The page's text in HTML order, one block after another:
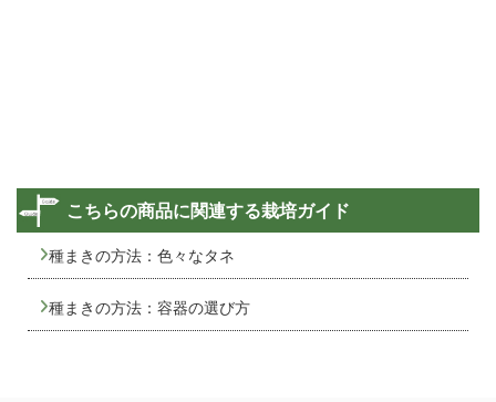
こちらの商品に関連する栽培ガイド
種まきの方法：色々なタネ
種まきの方法：容器の選び方